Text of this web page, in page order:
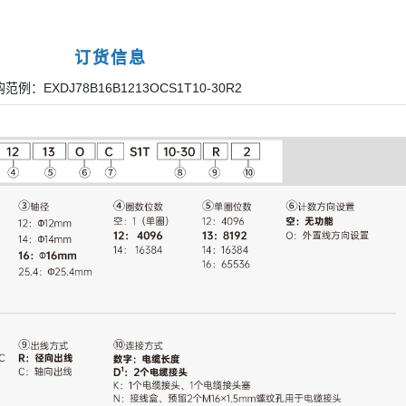
订货信息
范例：EXDJ78B16B1213OCS1T10-30R2